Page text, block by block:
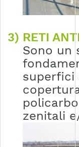
3) RETI
Sono un
superfici
zenitali